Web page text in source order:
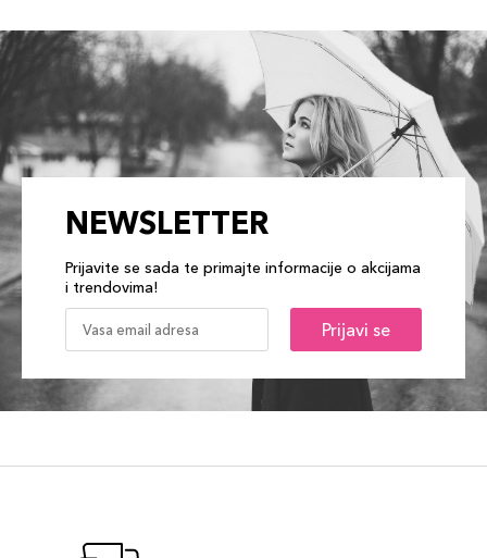
NEWSLETTER
Prijavite se sada te primajte informacije o akcijama
i trendovima!
Prijavi se